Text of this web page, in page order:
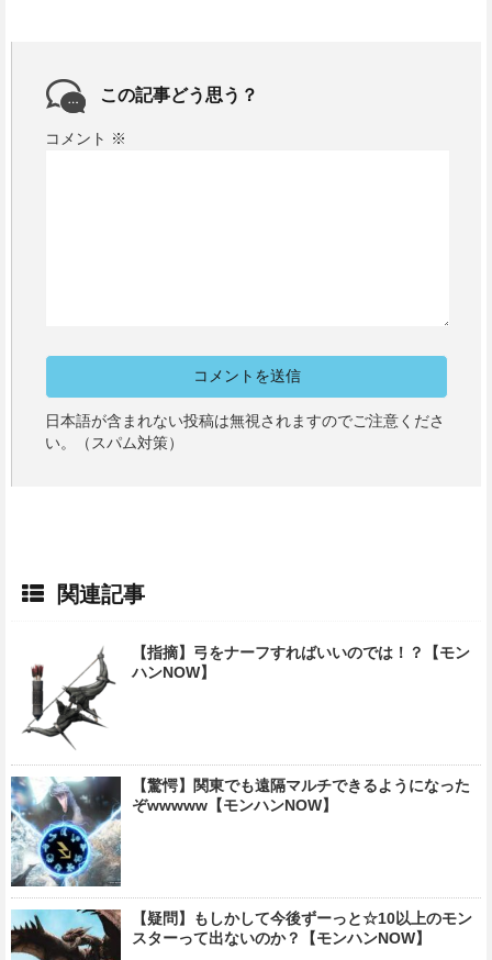
この記事どう思う？
コメント ※
日本語が含まれない投稿は無視されますのでご注意くださ
い。（スパム対策）
関連記事
【指摘】弓をナーフすればいいのでは！？【モン
ハンNOW】
【驚愕】関東でも遠隔マルチできるようになった
ぞwwwww【モンハンNOW】
【疑問】もしかして今後ずーっと☆10以上のモン
スターって出ないのか？【モンハンNOW】